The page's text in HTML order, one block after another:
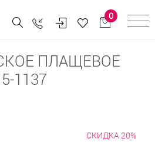
0
ПЛАЩЕВОЕ
1137
СКИДКА 20%